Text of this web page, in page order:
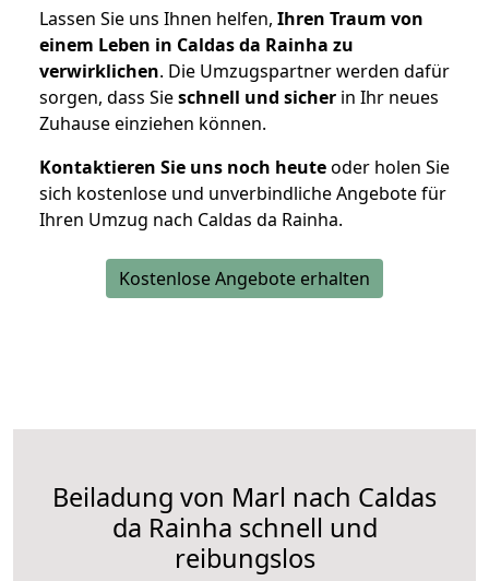
Lassen Sie uns Ihnen helfen, Ihren Traum von
einem Leben in Caldas da Rainha zu
verwirklichen. Die Umzugspartner werden dafür
sorgen, dass Sieschnell und sicher in Ihr neues
Zuhause einziehen können.
Kontaktieren Sie uns noch heuteoder holen Sie
sich kostenlose und unverbindliche Angebote für
Ihren Umzug nach Caldas da Rainha.
Kostenlose Angebote erhalten
Beiladung von Marl nach Caldas
da Rainha schnell und
reibungslos